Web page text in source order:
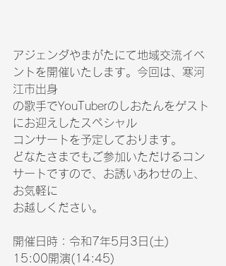
アジェンダやまがたにて地域交流イベ
ントを開催いたします。今回は、寒河
江市出身
の歌手でYouTuberのしおたんをゲスト
にお迎えしたスペシャル
コンサートを予定しております。
どなたさまでもご参加いただけるコン
サートですので、お誘いあわせの上、
お気軽に
お越しください。
開催日時：令和7年5月3日(土)
15:00開演(14:45)